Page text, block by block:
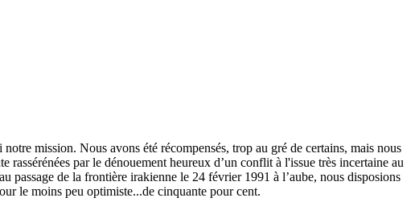
mission. Nous avons été récompensés, trop au gré de certains, mais nous
rassérénées par le dénouement heureux d’un conflit à l'issue très incertaine au
passage de la frontière irakienne le 24 février 1991 à l’aube, nous disposions
le moins peu optimiste...de cinquante pour cent.